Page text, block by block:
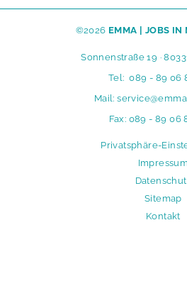
©2026 EMMA | JOBS IN
Sonnenstraße 19 ·
Tel:089 - 89 06
Mail:
Fax: 089 - 89 06
N
a
v
i
g
Privatsphäre-
Impressum
Sitemap
Kontakt